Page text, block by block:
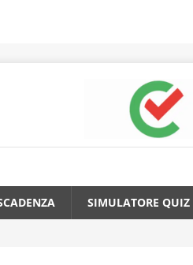
SIMULATORE QUIZ